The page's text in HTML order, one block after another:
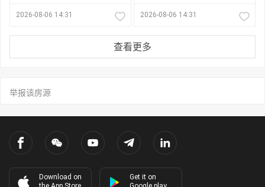
2026-08-06 14:31 2026-08-06 14:31
查看更多
举报该房源
Download on
Get it on